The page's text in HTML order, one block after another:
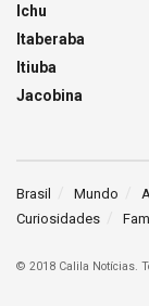
Ichu
Itaberaba
Itiuba
Jacobina
Brasil Mundo
Curiosidades
© 2018 Calila Notícias.